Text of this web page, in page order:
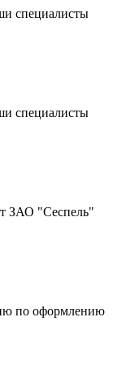
специалисты
специалисты
ЗАО "Сеспель"
по оформлению